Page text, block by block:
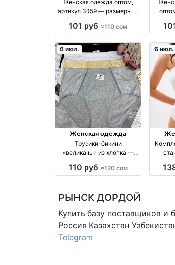
Женская одежда оптом,
артикул 3059 — размеры L,
101 руб ≈110 сом
оптом
6 июл.
Женская одежда
Трусики-бикини
«великаны» из хлопка —
110 руб ≈120 сом
6 июл.
РЫНОК ДОРДОЙ
Купить базу поставщиков и
Россия Казахстан
Telegram